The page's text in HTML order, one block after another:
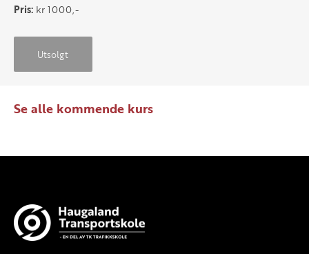
Pris: kr 1000,-
Utsolgt
Se alle kommende kurs